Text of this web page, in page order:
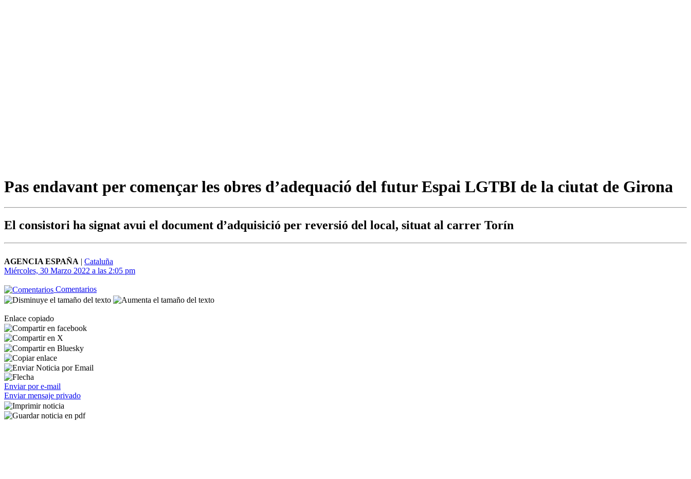
Pas endavant per començar les obres d’adequació del futur Espai LGTBI de la ciutat de Girona
El consistori ha signat avui el document d’adquisició per reversió del local, situat al carrer Torín
AGENCIA ESPAÑA | Cataluña
Miércoles, 30 Marzo 2022 a las 2:05 pm
Comentarios
Enlace copiado
Enviar por e-mail
Enviar mensaje privado